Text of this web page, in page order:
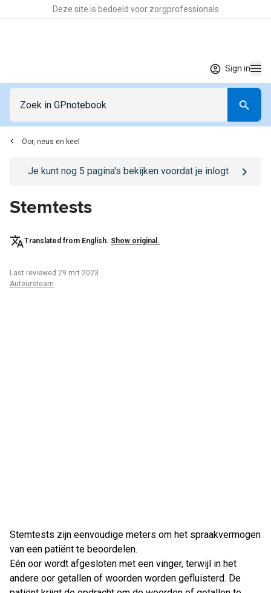
Deze site is bedoeld voor zorgprofessionals
Sign in
Oor, neus en keel
Go to/sign-in page
Je kunt nog 5 pagina's bekijken voordat je inlogt
Stemtests
Translated from English. Show original.
Last reviewed 29 mrt 2023
Auteursteam
Stemtests zijn eenvoudige meters om het spraakvermogen
van een patiënt te beoordelen.
Eén oor wordt afgesloten met een vinger, terwijl in het
andere oor getallen of woorden worden gefluisterd. De